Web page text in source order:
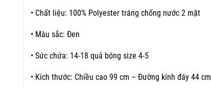
• Chất liệu: 100% Polyester tráng chống nước 2 mặt
• Màu sắc: Đen
• Sức chứa: 14-18 quả bóng size 4-5
• Kích thước: Chiều cao 99 cm – Đường kính đáy 44 cm